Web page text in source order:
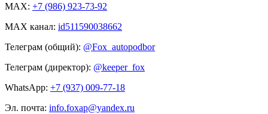
MAX: +7 (986) 923-73-92
MAX канал: id511590038662
Телеграм (общий): @Fox_autopodbor
Телеграм (директор): @keeper_fox
WhatsApp: +7 (937) 009-77-18
Эл. почта: info.foxap@yandex.ru